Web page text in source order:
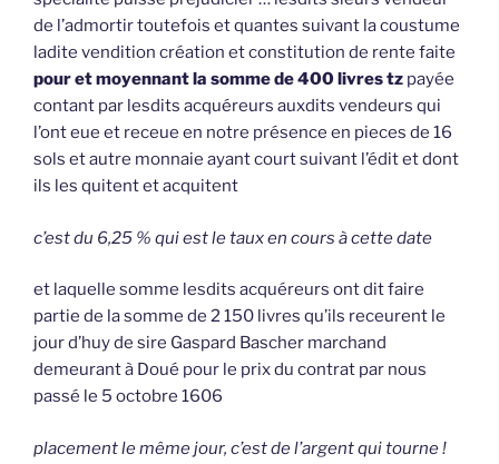
de l’admortir toutefois et quantes suivant la coustume
ladite vendition création et constitution de rente faite
pour et moyennant la somme de 400 livres tz payée
contant par lesdits acquéreurs auxdits vendeurs qui
l’ont eue et receue en notre présence en pieces de 16
sols et autre monnaie ayant court suivant l’édit et dont
ils les quitent et acquitent
c’est du 6,25 % qui est le taux en cours à cette date
et laquelle somme lesdits acquéreurs ont dit faire
partie de la somme de 2 150 livres qu’ils receurent le
jour d’huy de sire Gaspard Bascher marchand
demeurant à Doué pour le prix du contrat par nous
passé le 5 octobre 1606
placement le même jour, c’est de l’argent qui tourne !